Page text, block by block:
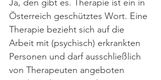
Ja, den gibt es. Therapie ist ein in
Österreich geschütztes Wort. Eine
Therapie bezieht sich auf die
Arbeit mit (psychisch) erkrankten
Personen und darf ausschließlich
von Therapeuten angeboten